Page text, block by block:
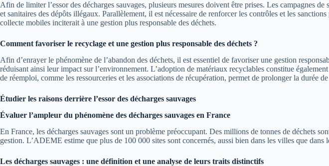
Afin de limiter l’essor des décharges sauvages, plusieurs mesures doivent être prises. Les campagnes
et sanitaires des dépôts illégaux. Parallèlement, il est nécessaire de renforcer les contrôles et les
collecte mobiles inciterait à une gestion plus responsable des déchets.
Comment favoriser le recyclage et une gestion plus responsable des déchets ?
Afin d’enrayer le phénomène de l’abandon des déchets, il est essentiel de favoriser une gestion
réduisant ainsi leur impact sur l’environnement. L’adoption de matériaux recyclables constitue
de réemploi, comme les ressourceries et les associations de récupération, permet de prolonger la durée
Étudier les raisons derrière l’essor des décharges sauvages
Évaluer l’ampleur du phénomène des décharges sauvages en France
En France, les décharges sauvages sont un problème préoccupant. Des millions de tonnes de déchets
gestion. L’ADEME estime que plus de 100 000 sites sont concernés, aussi bien dans les villes que dans
Les décharges sauvages : une définition et une analyse de leurs traits distinctifs